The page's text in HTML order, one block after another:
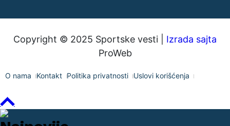
Copyright © 2025 Sportske vesti | Izrada sajta
ProWeb
O nama Kontakt Politika privatnosti Uslovi korišćenja